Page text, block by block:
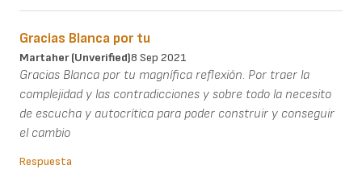
Gracias Blanca por tu
Martaher (unverified)8 Sep 2021
Gracias Blanca por tu magnífica reflexión. Por traer la
complejidad y las contradicciones y sobre todo la necesito
de escucha y autocrítica para poder construir y conseguir
el cambio
Respuesta